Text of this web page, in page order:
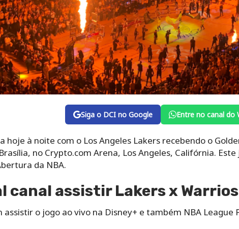
Siga o DCI no Google Entre no canal do
hoje à noite com o Los Angeles Lakers recebendo o
no Crypto.com Arena, Los Angeles, Califórnia.
da NBA.
canal assistir Lakers x Warrios
assistir o jogo ao vivo na Disney+ e também NBA League